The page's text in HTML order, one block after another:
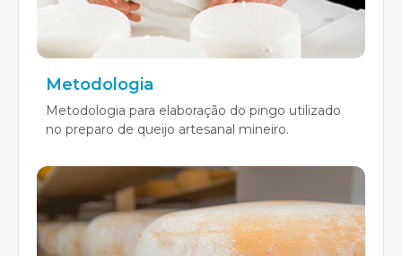
Metodologia
Metodologia para elaboração do pingo utilizado
no preparo de queijo artesanal mineiro.